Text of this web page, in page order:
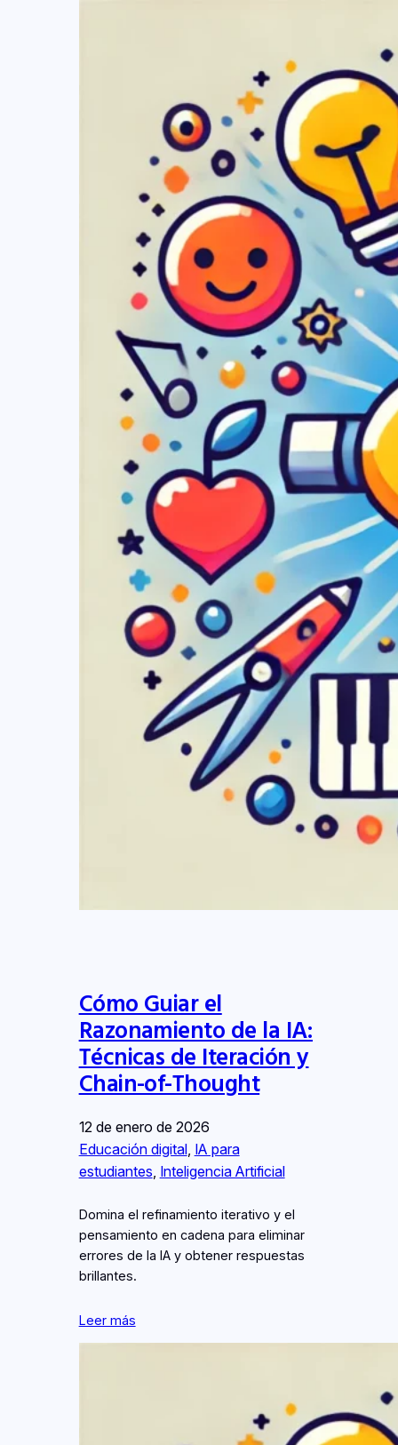
Cómo Guiar el
Razonamiento de la IA:
Técnicas de Iteración y
Chain-of-Thought
12 de enero de 2026
Educación digital, IA para
estudiantes, Inteligencia Artificial
Domina el refinamiento iterativo y el
pensamiento en cadena para eliminar
errores de la IA y obtener respuestas
brillantes.
Leer más